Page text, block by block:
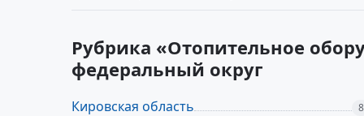
Рубрика «Отопительное
федеральный округ
Кировская область 8